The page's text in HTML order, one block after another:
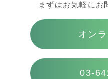
まずはお気軽にお
オン
03-